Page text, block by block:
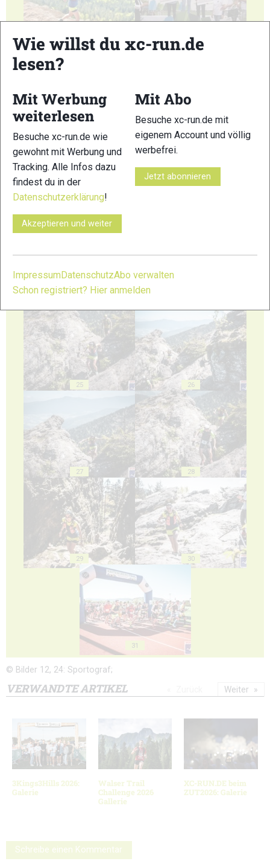
17 18
19 20
25 26
27 28
29 30
31
© Bilder 12, 24: Sportograf;
VERWANDTE ARTIKEL
3Kings3Hills 2026:
Galerie
Walser Trail
Challenge 2026
Gallerie
XC-RUN.DE beim
ZUT2026: Galerie
Weiter
Schreibe einen Kommentar
Wie willst du xc-run.de
lesen?
Mit Werbung
weiterlesen
Besuche xc-run.de wie
gewohnt mit Werbung und
Tracking. Alle Infos dazu
findest du in der
Datenschutzerklärung!
Akzeptieren und weiter
Mit Abo
Besuche xc-run.de mit
eigenem Account und völlig
werbefrei.
Jetzt abonnieren
ImpressumDatenschutzAbo verwalten
Schon registriert? Hier anmelden